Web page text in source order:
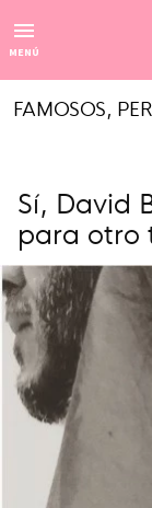
MENÚ
FAMOSOS,
Sí, David
para otro